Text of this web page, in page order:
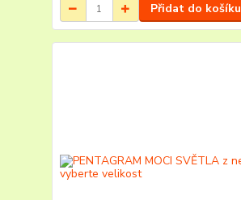
Přidat do košíku